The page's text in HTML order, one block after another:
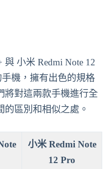
與 小米 Redmi Note 12
機，擁有出色的規格
將對這兩款手機進行全
區別和相似之處。
小米 Redmi Note
12 Pro